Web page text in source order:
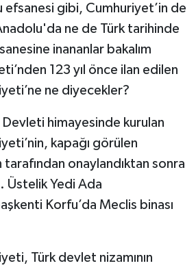
efsanesi gibi, Cumhuriyet’in de
ne de Türk tarihinde
inananlar bakalım
123 yıl önce ilan edilen
ne diyecekler?
Devleti himayesinde kurulan
kapağı görülen
tarafından onaylandıktan sonra
Üstelik Yedi Ada
Korfu’da Meclis binası
Türk devlet nizamının